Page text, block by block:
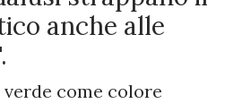
anche alle
come colore